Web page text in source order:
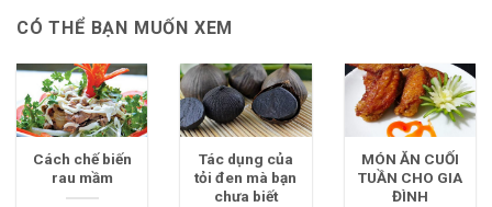
CÓ THỂ BẠN MUỐN XEM
Cách chế biến
rau mầm
Tác dụng của
tỏi đen mà bạn
chưa biết
MÓN ĂN CUỐI
TUẦN CHO GIA
ĐÌNH